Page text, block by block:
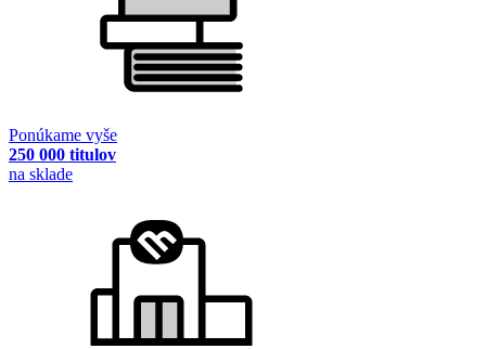
Ponúkame vyše
250 000 titulov
na sklade